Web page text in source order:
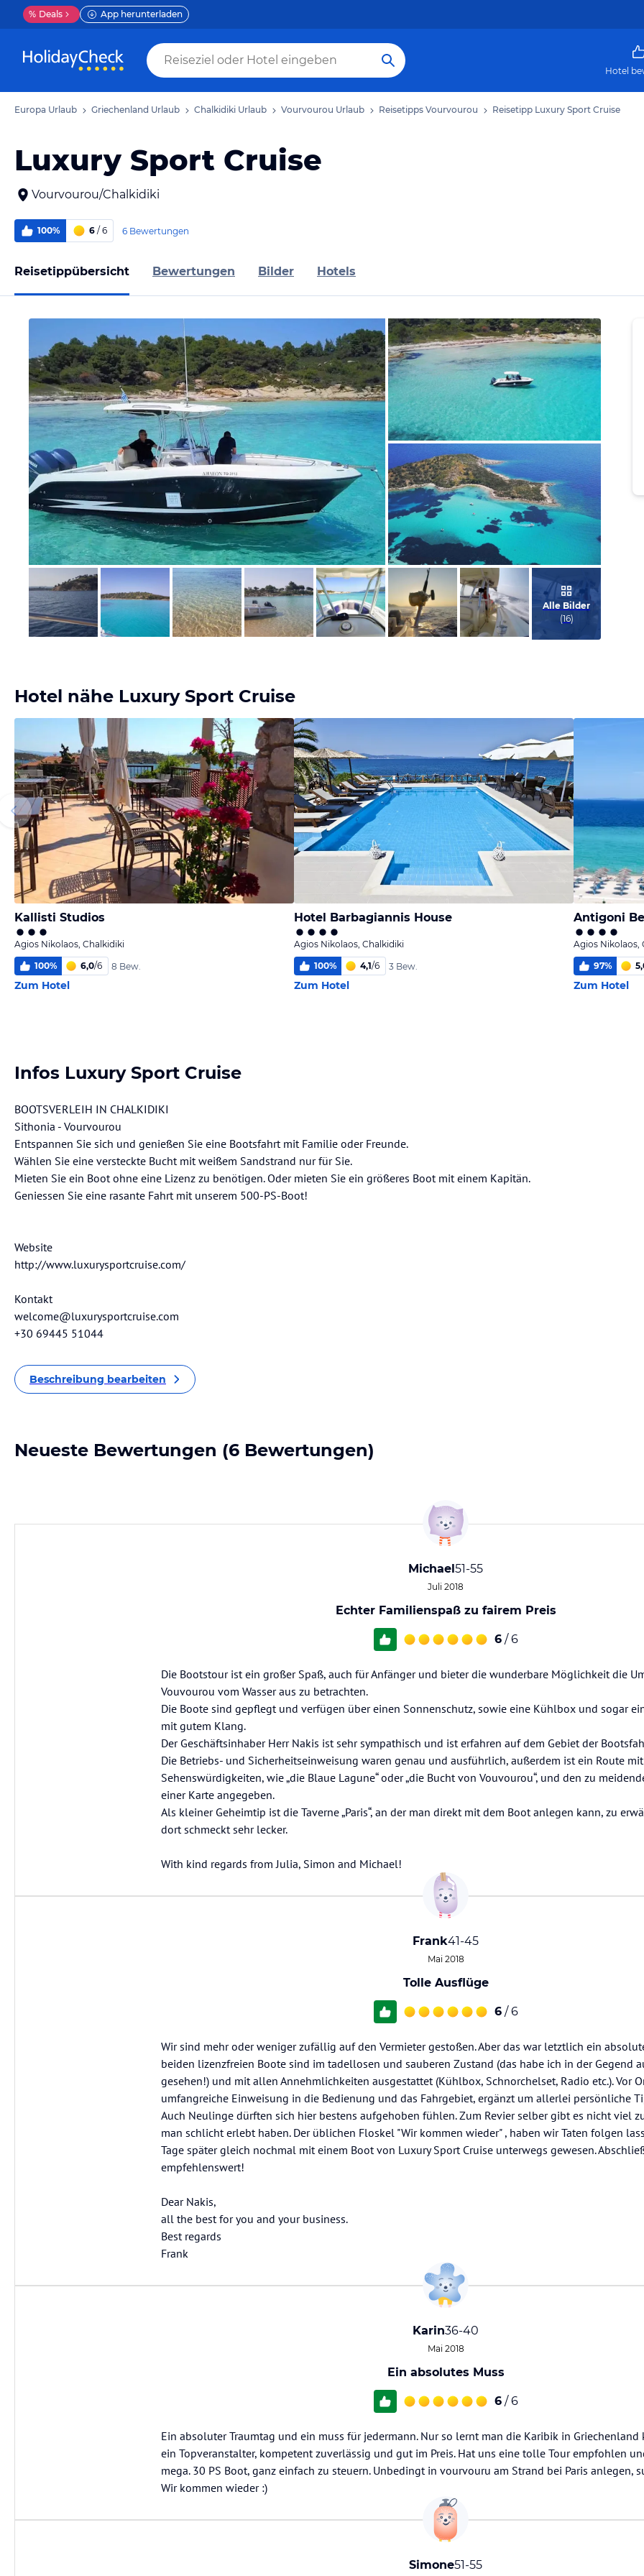
% Deals App herunterladen
Hotel
Europa Urlaub Griechenland Urlaub Chalkidiki Urlaub Vourvourou Urlaub Reisetipps Vourvourou Reisetipp Luxury Sport Cruise
Luxury Sport Cruise
Vourvourou/Chalkidiki
100% 6 / 6 6 Bewertungen
Reisetippübersicht Bewertungen Bilder Hotels
Bild melden
vom Hotelier
Bild melden
vom Hotelier
Bild melden
vom Hotelier
Alle Bilder
(16)
Hotel nähe Luxury Sport Cruise
Kallisti Studios
Agios Nikolaos, Chalkidiki
100% 6,0/6 8 Bew.
Zum Hotel
Hotel Barbagiannis House
Agios Nikolaos, Chalkidiki
100% 4,1/6 3 Bew.
Zum Hotel
Antigoni
Agios Nikolaos,
97%
Zum Hotel
Infos Luxury Sport Cruise
BOOTSVERLEIH IN CHALKIDIKI
Sithonia - Vourvourou
Entspannen Sie sich und genießen Sie eine Bootsfahrt mit Familie oder Freunde.
Wählen Sie eine versteckte Bucht mit weißem Sandstrand nur für Sie.
Mieten Sie ein Boot ohne eine Lizenz zu benötigen. Oder mieten Sie ein größeres Boot mit einem Kapitän.
Geniessen Sie eine rasante Fahrt mit unserem 500-PS-Boot!
Website
http://www.luxurysportcruise.com/
Kontakt
welcome@luxurysportcruise.com
+30 69445 51044
Beschreibung bearbeiten
Neueste Bewertungen (6 Bewertungen)
Michael51-55
Juli 2018
Echter Familienspaß zu fairem Preis
6 / 6
Die Bootstour ist ein großer Spaß, auch für Anfänger und bieter die wunderbare Möglichkeit die
Vouvourou vom Wasser aus zu betrachten.
Die Boote sind gepflegt und verfügen über einen Sonnenschutz, sowie eine Kühlbox und sogar
mit gutem Klang.
Der Geschäftsinhaber Herr Nakis ist sehr sympathisch und ist erfahren auf dem Gebiet der
Die Betriebs- und Sicherheitseinweisung waren genau und ausführlich, außerdem ist ein Route
Sehenswürdigkeiten, wie „die Blaue Lagune“ oder „die Bucht von Vouvourou“, und den zu
einer Karte angegeben.
Als kleiner Geheimtip ist die Taverne „Paris“, an der man direkt mit dem Boot anlegen kann, zu
dort schmeckt sehr lecker.
With kind regards from Julia, Simon and Michael!
Frank41-45
Mai 2018
Tolle Ausflüge
6 / 6
Wir sind mehr oder weniger zufällig auf den Vermieter gestoßen. Aber das war letztlich ein
beiden lizenzfreien Boote sind im tadellosen und sauberen Zustand (das habe ich in der Gegend
gesehen!) und mit allen Annehmlichkeiten ausgestattet (Kühlbox, Schnorchelset, Radio etc.). Vor
umfangreiche Einweisung in die Bedienung und das Fahrgebiet, ergänzt um allerlei persönliche
Auch Neulinge dürften sich hier bestens aufgehoben fühlen. Zum Revier selber gibt es nicht viel
man schlicht erlebt haben. Der üblichen Floskel "Wir kommen wieder" , haben wir Taten folgen
Tage später gleich nochmal mit einem Boot von Luxury Sport Cruise unterwegs gewesen.
empfehlenswert!
Dear Nakis,
all the best for you and your business.
Best regards
Frank
Karin36-40
Mai 2018
Ein absolutes Muss
6 / 6
Ein absoluter Traumtag und ein muss für jedermann. Nur so lernt man die Karibik in Griechenland
ein Topveranstalter, kompetent zuverlässig und gut im Preis. Hat uns eine tolle Tour empfohlen
mega. 30 PS Boot, ganz einfach zu steuern. Unbedingt in vourvouru am Strand bei Paris anlegen,
Wir kommen wieder :)
Simone51-55